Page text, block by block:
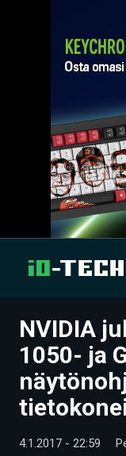
UUTISET
ARTIKKELIT
VIDEOT
TECHBBS
NVIDIA
1050- ja
4.1.2017 - 22:59